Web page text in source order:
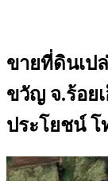
ขายที่ดินเปล่
ขวัญ จ.ร้อย
ประโยชน์ โ